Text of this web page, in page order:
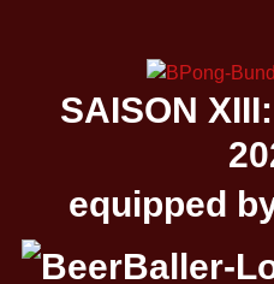
SAISON
equipped